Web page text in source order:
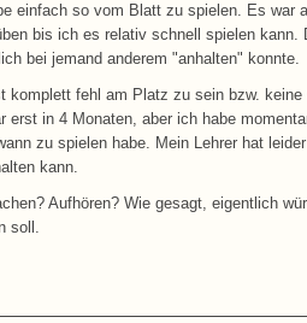
einfach so vom Blatt zu spielen. Es
bis ich es relativ schnell spielen
bei jemand anderem "anhalten" konnte.
komplett fehl am Platz zu sein bzw.
erst in 4 Monaten, aber ich habe
zu spielen habe. Mein Lehrer hat
kann.
Aufhören? Wie gesagt, eigentlich
soll.